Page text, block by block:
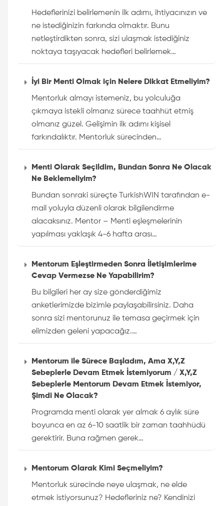
Hedeflerinizi belirlemenin ilk adımı, ihtiyacınızın ve
ne istediğinizin farkında olmaktır. Bunu
netleştirdikten sonra, sizi ulaşmak istediğiniz
noktaya taşıyacak hedefleri belirlemek…
İyi Bir Menti Olmak için Nelere Dikkat Etmeliyim?
Mentorluk almayı istemeniz, bu yolculuğa
çıkmaya istekli olmanız sürece taahhüt etmiş
olmanız güzel. Gelişimin ilk adımı kişisel
farkındalıktır. Mentorluk sürecinden…
Menti Olarak Seçildim, Bundan Sonra Ne Olacak
Ne Beklemeliyim?
Bundan sonraki süreçte TurkishWIN tarafından e-
mail yoluyla düzenli olarak bilgilendirme
alacaksınız. Mentor – Menti eşleşmelerinin
yapılması yaklaşık 4-6 hafta arası…
Mentorum Eşleştirmeden Sonra İletişimlerime
Cevap Vermezse Ne Yapabilirim?
Bu bilgileri her ay size gönderdiğimiz
anketlerimizde bizimle paylaşabilirsiniz. Daha
sonra sizi mentorunuz ile temasa geçirmek için
elimizden geleni yapacağız.…
Mentorum ile Sürece Başladım, Ama X,Y,Z
Sebeplerle Devam Etmek İstemiyorum / X,Y,Z
Sebeplerle Mentorum Devam Etmek İstemiyor,
Şimdi Ne Olacak?
Programda menti olarak yer almak 6 aylık süre
boyunca en az 6-10 saatlik bir zaman taahhüdü
gerektirir. Buna rağmen gerek…
Mentorum Olarak Kimi Seçmeliyim?
Mentorluk sürecinde neye ulaşmak, ne elde
etmek istiyorsunuz? Hedefleriniz ne? Kendinizi